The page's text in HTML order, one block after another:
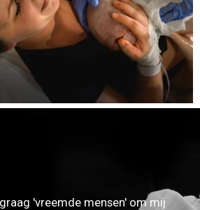
'vreemde mensen' om mij